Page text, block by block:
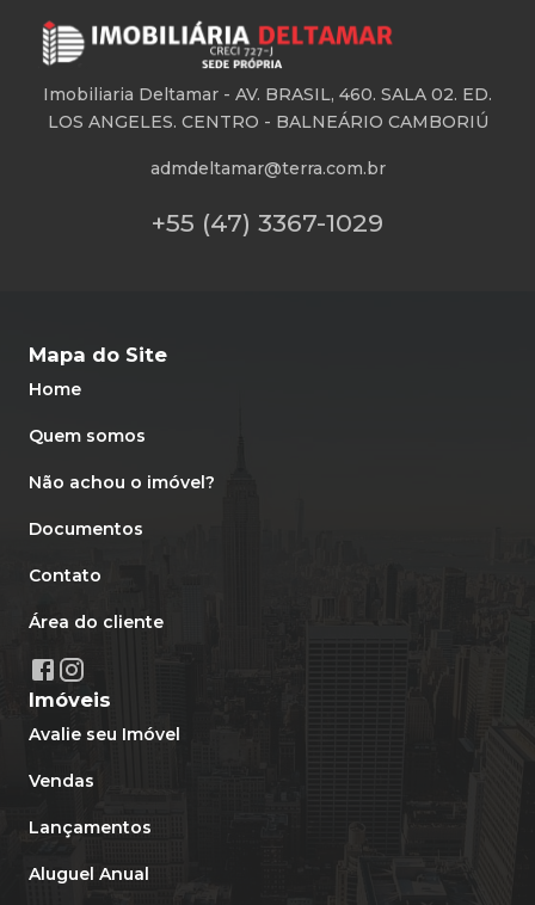
Imobiliaria Deltamar - AV. BRASIL, 460. SALA 02. ED.
LOS ANGELES. CENTRO - BALNEÁRIO CAMBORIÚ
admdeltamar@terra.com.br
+55 (47) 3367-1029
Mapa do Site
Home
Quem somos
Não achou o imóvel?
Documentos
Contato
Área do cliente
Imóveis
Avalie seu Imóvel
Vendas
Lançamentos
Aluguel Anual